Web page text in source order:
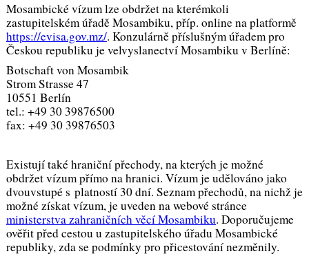
Mosambické vízum lze obdržet na kterémkoli
zastupitelském úřadě Mosambiku, příp. online na platformě
https://evisa.gov.mz/. Konzulárně příslušným úřadem pro
Českou republiku je velvyslanectví Mosambiku v Berlíně:
Botschaft von Mosambik
Strom Strasse 47
10551 Berlín
tel.: +49 30 39876500
fax: +49 30 39876503
Existují také hraniční přechody, na kterých je možné
obdržet vízum přímo na hranici. Vízum je udělováno jako
dvouvstupé s platností 30 dní. Seznam přechodů, na nichž je
možné získat vízum, je uveden na webové stránce
ministerstva zahraničních věcí Mosambiku. Doporučujeme
ověřit před cestou u zastupitelského úřadu Mosambické
republiky, zda se podmínky pro přicestování nezměnily.